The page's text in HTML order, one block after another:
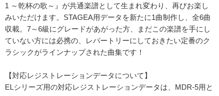
1 ～乾杯の歌～』が共通楽譜として生まれ変わり、再びお楽し
みいただけます。STAGEA用データを新たに1曲制作し、全6曲
収載。7～6級にグレードがあがった方、まだこの楽譜を手にし
ていない方には必携の、レパートリーにしておきたい定番のク
ラシックがラインナップされた曲集です！
【対応レジストレーションデータについて】
ELシリーズ用の対応レジストレーションデータは、MDR-5用と